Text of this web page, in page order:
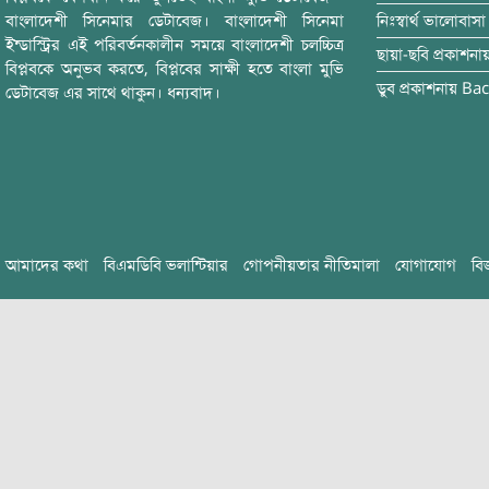
বাংলাদেশী সিনেমার ডেটাবেজ। বাংলাদেশী সিনেমা
ইন্ডাস্ট্রির এই পরিবর্তনকালীন সময়ে বাংলাদেশী চলচ্চিত্র
বিপ্লবকে অনুভব করতে, বিপ্লবের সাক্ষী হতে বাংলা মুভি
ডেটাবেজ এর সাথে থাকুন। ধন্যবাদ।
নিঃস্বার্থ ভালোবাসা
ছায়া-ছবি
ডুব প্রকাশনায়
আমাদের কথা বিএমডিবি ভলান্টিয়ার গোপনীয়তার নীতিমালা যোগাযোগ